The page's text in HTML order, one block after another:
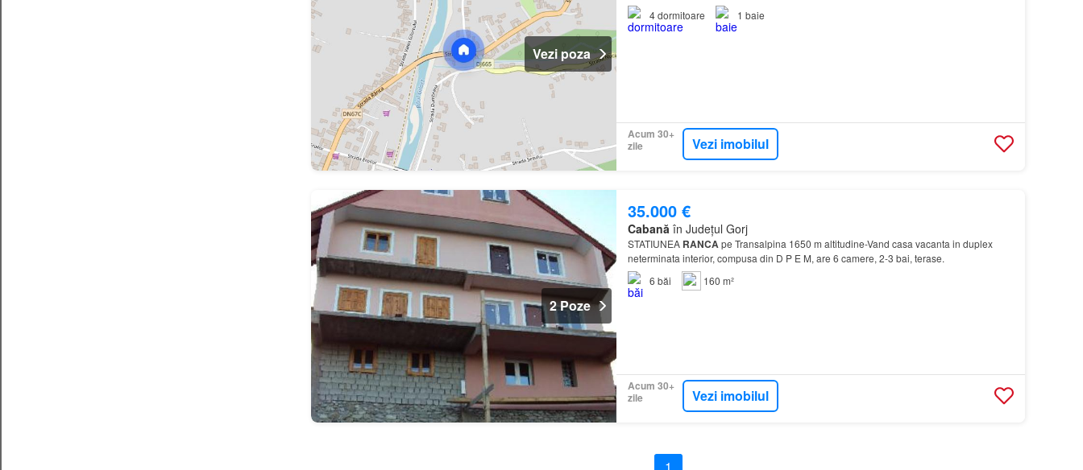
Vezi poza
4dormitoare 1 baie
Acum 30+
zile
Vezi imobilul
2 Poze
35.000 €
Cabană în Județul Gorj
STATIUNEA RANCApe Transalpina 1650 m altitudine-Vand casa vacanta in duplex
neterminata interior, compusa din D P E M, are 6 camere, 2-3 bai, terase.
6 băi 160 m²
Acum 30+
zile
Vezi imobilul
1